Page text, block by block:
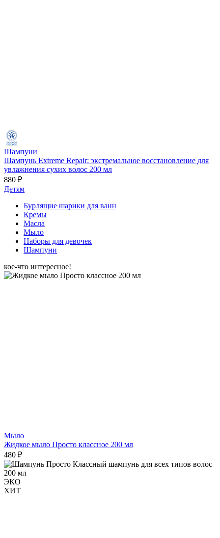
Шампуни
Шампунь Extreme Repair: экстремальное восстановление для
увлажнения сухих волос 200 мл
880 ₽
Детям
Бурлящие шарики для ванн
Кремы
Масла
Мыло
Наборы для девочек
Шампуни
кое-что интересное!
Мыло
Жидкое мыло Просто классное 200 мл
480 ₽
ЭКО
ХИТ